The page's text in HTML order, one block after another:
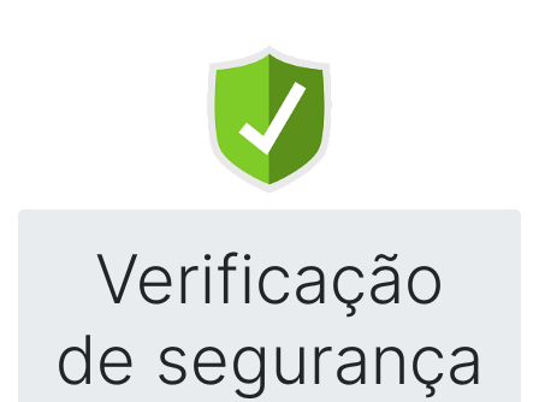
Verificação
de segurança